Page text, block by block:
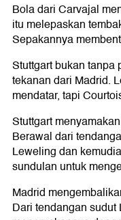
Bola dari Carvajal
itu melepaskan
Sepakannya
Stuttgart bukan
tekanan dari Madrid.
mendatar, tapi
Stuttgart
Berawal dari
Leweling dan
sundulan untuk
Madrid
Dari tendangan